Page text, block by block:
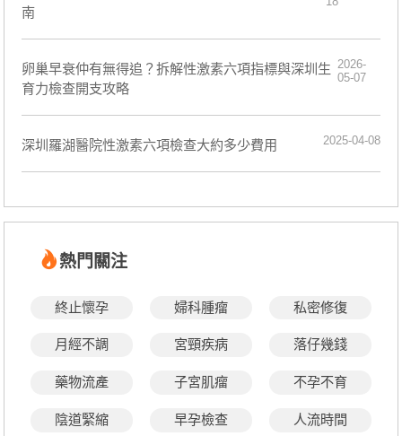
南
卵巢早衰仲有無得追？拆解性激素六項指標與深圳生
育力檢查開支攻略
2026-
05-07
深圳羅湖醫院性激素六項檢查大約多少費用 2025-04-08
熱門關注
終止懷孕 婦科腫瘤 私密修復
月經不調 宮頸疾病 落仔幾錢
藥物流產 子宮肌瘤 不孕不育
陰道緊縮 早孕檢查 人流時間